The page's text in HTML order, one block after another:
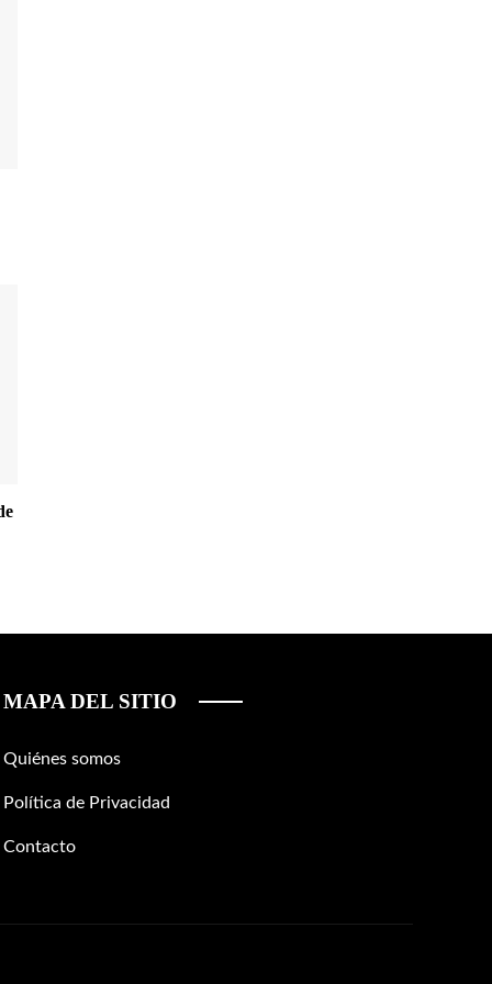
MAPA DEL SITIO
Quiénes somos
Política de Privacidad
Contacto